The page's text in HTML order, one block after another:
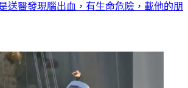
送醫發現腦出血，有生命危險，載他的朋